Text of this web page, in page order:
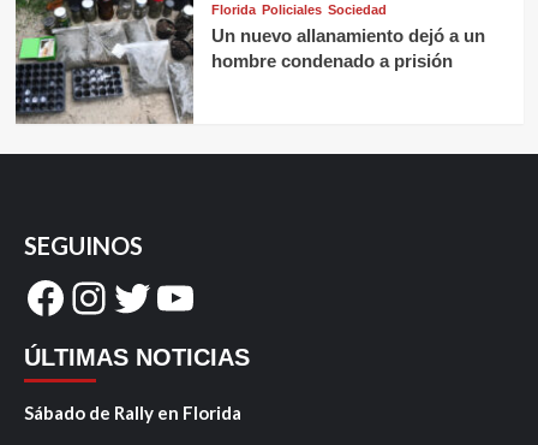
Florida Policiales Sociedad
Un nuevo allanamiento dejó a un
hombre condenado a prisión
SEGUINOS
Facebook
Instagram
Twitter
YouTube
ÚLTIMAS NOTICIAS
Sábado de Rally en Florida